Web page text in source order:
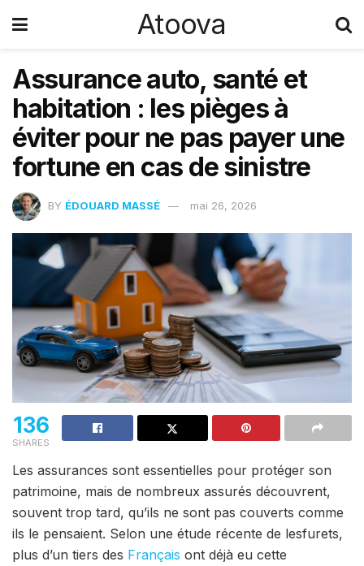
Atoova
Assurance auto, santé et
habitation : les pièges à
éviter pour ne pas payer une
fortune en cas de sinistre
BY ÉDOUARD MASSÉ mai 26, 2026
136
SHARES
Les assurances sont essentielles pour protéger son
patrimoine, mais de nombreux assurés découvrent,
souvent trop tard, qu’ils ne sont pas couverts comme
ils le pensaient. Selon une étude récente de lesfurets,
plus d’un tiers des Français ont déjà eu cette